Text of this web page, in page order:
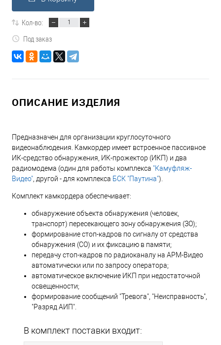
Кол-во:
Под заказ
ОПИСАНИЕ ИЗДЕЛИЯ
Предназначен для организации круглосуточного
видеонаблюдения. Камкордер имеет встроенное пассивное
ИК-средство обнаружения, ИК-прожектор (ИКП) и два
радиомодема (один для работы комплекса "Камуфляж-
Видео" , другой - для комплекса БСК "Паутина").
Комплект камкордера обеспечивает:
обнаружение объекта обнаружения (человек,
транспорт) пересекающего зону обнаружения (ЗО);
формирование стоп-кадров по сигналу от средства
обнаружения (СО) и их фиксацию в памяти;
передачу стоп-кадров по радиоканалу на АРМ-Видео
автоматически или по запросу оператора;
автоматическое включение ИКП при недостаточной
освещенности;
формирование сообщений "Тревога", "Неисправность",
"Разряд АИП".
В комплект поставки входит: